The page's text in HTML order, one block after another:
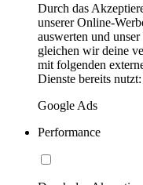
Durch das
unserer Online-
auswerten und
gleichen wir deine
mit folgenden
Dienste bereits nutzt:
Google Ads
Performance